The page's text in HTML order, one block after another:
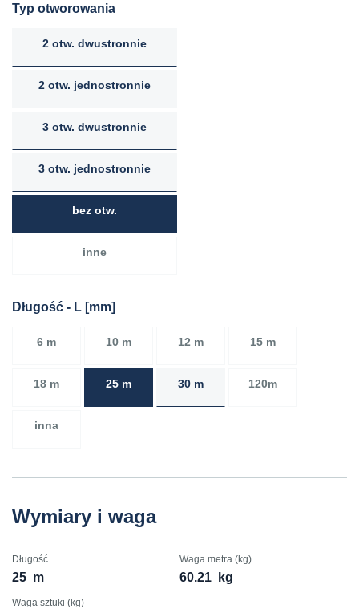
Typ otworowania
2 otw. dwustronnie
2 otw. jednostronnie
3 otw. dwustronnie
3 otw. jednostronnie
bez otw.
inne
Długość - L [mm]
6 m 10 m 12 m 15 m
18 m 25 m 30 m 120m
inna
Wymiary i waga
Długość
25 m
Waga metra (kg)
60.21 kg
Waga sztuki (kg)